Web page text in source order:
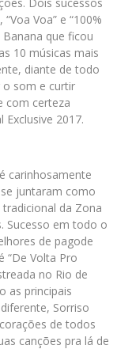
Voa” e “100%
que ficou
10 músicas mais
diante de todo
o som e curtir
com certeza
2017.
carinhosamente
juntaram como
da Zona
Sucesso em todo o
de pagode
“De Volta Pro
no Rio de
as principais
Sorriso
de todos
canções pra lá de